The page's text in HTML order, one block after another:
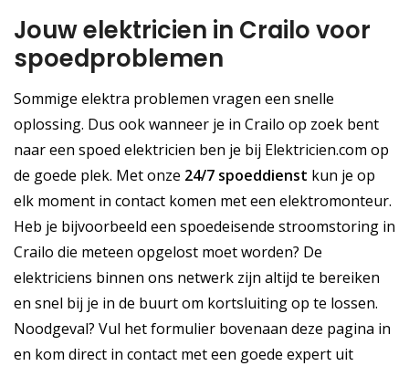
Jouw elektricien in Crailo voor
spoedproblemen
Sommige elektra problemen vragen een snelle
oplossing. Dus ook wanneer je in Crailo op zoek bent
naar een spoed elektricien ben je bij Elektricien.com op
de goede plek. Met onze 24/7 spoeddienst kun je op
elk moment in contact komen met een elektromonteur.
Heb je bijvoorbeeld een spoedeisende stroomstoring in
Crailo die meteen opgelost moet worden? De
elektriciens binnen ons netwerk zijn altijd te bereiken
en snel bij je in de buurt om kortsluiting op te lossen.
Noodgeval? Vul het formulier bovenaan deze pagina in
en kom direct in contact met een goede expert uit